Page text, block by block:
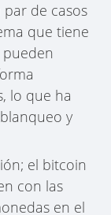
de casos
que tiene
lo que ha
y
el bitcoin
con las
en el